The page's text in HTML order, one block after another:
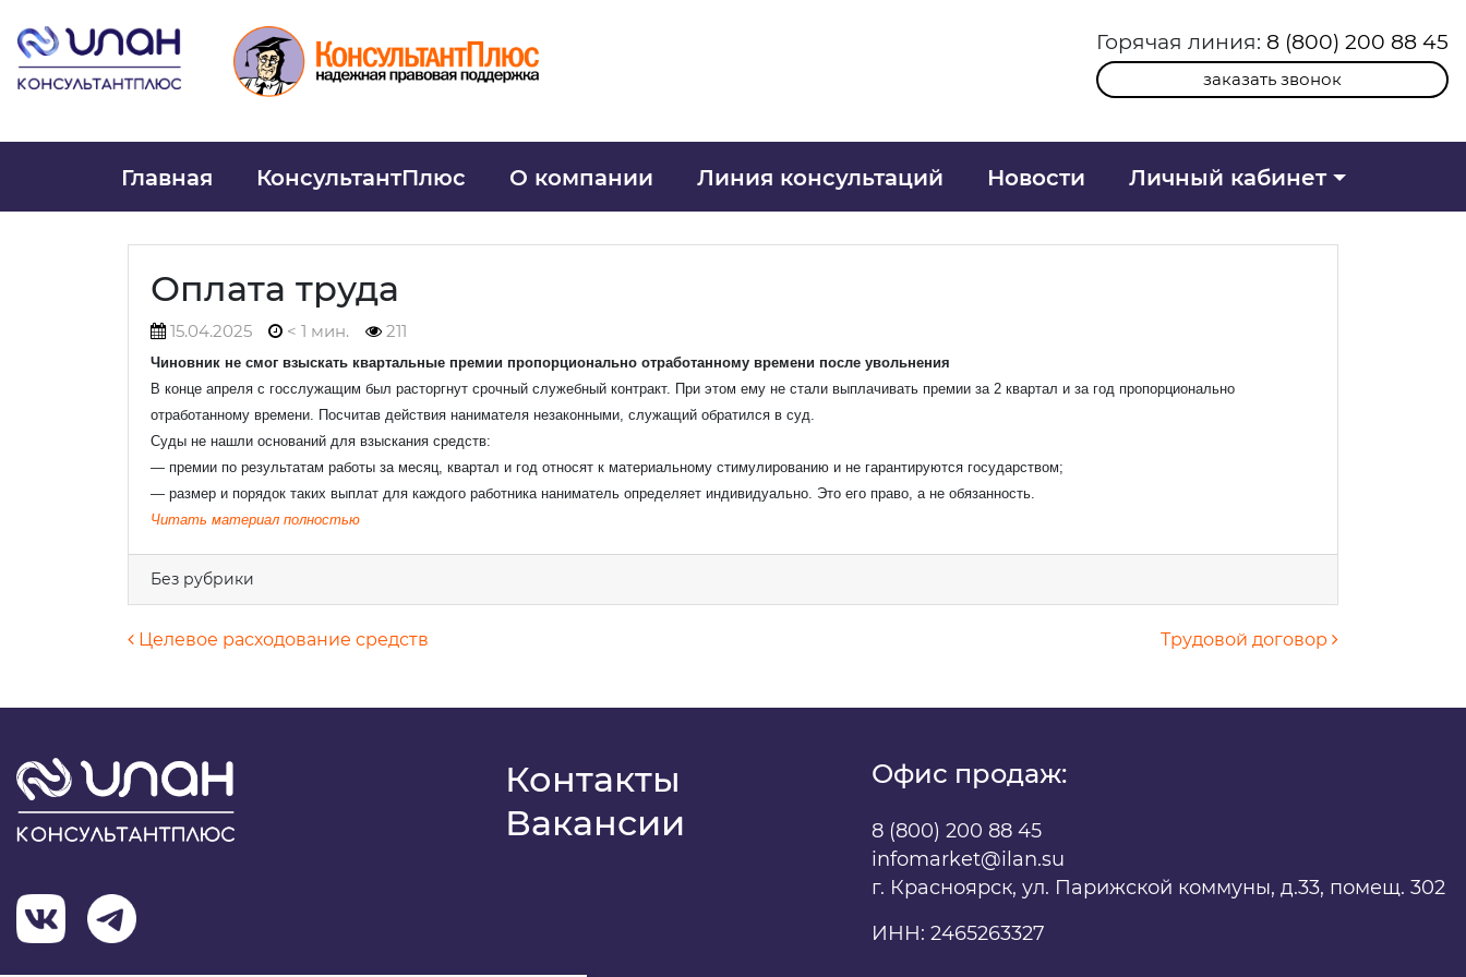
Горячая линия: 8 (800) 200 88 45
заказать звонок
Главная КонсультантПлюс О компании Линия консультаций Новости Личный кабинет
Оплата труда
15.04.2025 < 1 мин. 211
Чиновник не смог взыскать квартальные премии пропорционально отработанному времени после увольнения
В конце апреля с госслужащим был расторгнут срочный служебный контракт. При этом ему не стали выплачивать премии за 2 квартал и за год пропорционально
отработанному времени. Посчитав действия нанимателя незаконными, служащий обратился в суд.
Суды не нашли оснований для взыскания средств:
— премии по результатам работы за месяц, квартал и год относят к материальному стимулированию и не гарантируются государством;
— размер и порядок таких выплат для каждого работника наниматель определяет индивидуально. Это его право, а не обязанность.
Читать материал полностью
Без рубрики
Навигация по записям
Целевое расходование средств Трудовой договор
Контакты
Вакансии
Офис продаж:
8 (800) 200 88 45
infomarket@ilan.su
г. Красноярск, ул. Парижской коммуны, д.33, помещ. 302
ИНН: 2465263327
Узнать стоимость комплекта
Телефон*
Я даюсвое согласиена обработку персональных данных